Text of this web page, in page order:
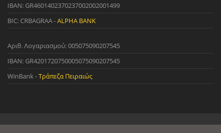
IBAN: GR4601402370237002002001499
BIC: CRBAGRAA -ALPHA BANK
Αριθ. Λογαριασμού: 005075090207545
IBAN: GR4201720750005075090207545
WinBank -Τράπεζα Πειραιώς
© 2022 StreetWare. All Rights Reserved. | Designed and Developedby